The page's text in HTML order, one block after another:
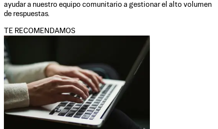
ayudar a nuestro equipo comunitario a gestionar el alto volumen
de respuestas.
TE RECOMENDAMOS